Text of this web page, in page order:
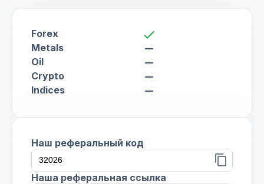
Forex check
Metals remove
Oil remove
Crypto remove
Indices remove
Наш реферальный код
content_copy
Наша реферальная ссылка